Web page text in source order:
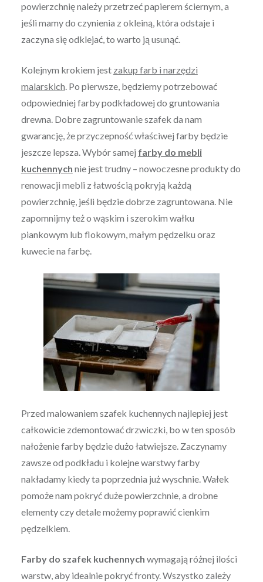
powierzchnię należy przetrzeć papierem ściernym, a
jeśli mamy do czynienia z okleiną, która odstaje i
zaczyna się odklejać, to warto ją usunąć.
Kolejnym krokiem jest zakup farb i narzędzi
malarskich. Po pierwsze, będziemy potrzebować
odpowiedniej farby podkładowej do gruntowania
drewna. Dobre zagruntowanie szafek da nam
gwarancję, że przyczepność właściwej farby będzie
jeszcze lepsza. Wybór samej farby do mebli
kuchennych nie jest trudny – nowoczesne produkty do
renowacji mebli z łatwością pokryją każdą
powierzchnię, jeśli będzie dobrze zagruntowana. Nie
zapomnijmy też o wąskim i szerokim wałku
piankowym lub flokowym, małym pędzelku oraz
kuwecie na farbę.
Przed malowaniem szafek kuchennych najlepiej jest
całkowicie zdemontować drzwiczki, bo w ten sposób
nałożenie farby będzie dużo łatwiejsze. Zaczynamy
zawsze od podkładu i kolejne warstwy farby
nakładamy kiedy ta poprzednia już wyschnie. Wałek
pomoże nam pokryć duże powierzchnie, a drobne
elementy czy detale możemy poprawić cienkim
pędzelkiem.
Farby do szafek kuchennych wymagają różnej ilości
warstw, aby idealnie pokryć fronty. Wszystko zależy